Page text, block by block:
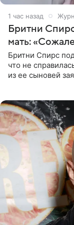
1 час назад
Бритни
мать:
Бритни Спирс
что не
из ее сыновей